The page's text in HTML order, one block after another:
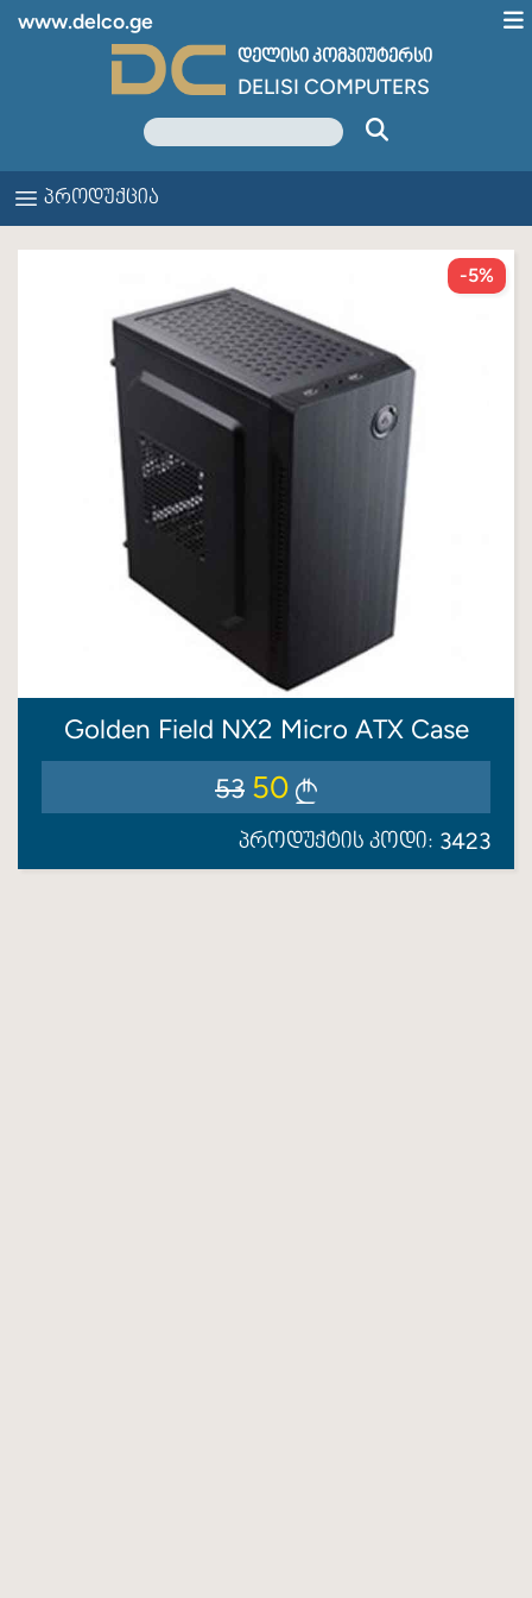
www.delco.ge
დელისი კომპიუტერსი
DELISI COMPUTERS
პროდუქცია
-5%
Golden Field NX2 Micro ATX Case
53 50
პროდუქტის კოდი: 3423